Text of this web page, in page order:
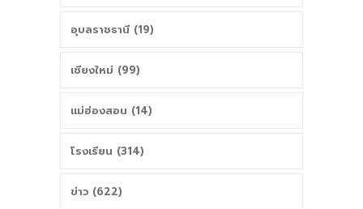
อุบลราชธานี (19)
เชียงใหม่ (99)
แม่ฮ่องสอน (14)
โรงเรียน (314)
ข่าว (622)